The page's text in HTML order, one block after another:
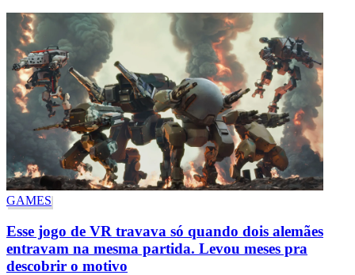
GAMES
Esse jogo de VR travava só quando dois alemães
entravam na mesma partida. Levou meses pra
descobrir o motivo